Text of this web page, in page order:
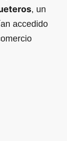
, un
accedido